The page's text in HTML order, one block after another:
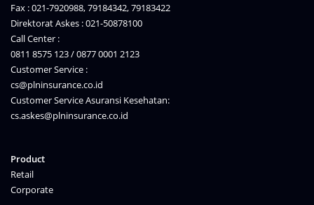
Fax : 021-7920988, 79184342, 79183422
Direktorat Askes : 021-50878100
Call Center :
0811 8575 123 / 0877 0001 2123
Customer Service :
cs@plninsurance.co.id
Customer Service Asuransi Kesehatan:
cs.askes@plninsurance.co.id
Product
Retail
Corporate